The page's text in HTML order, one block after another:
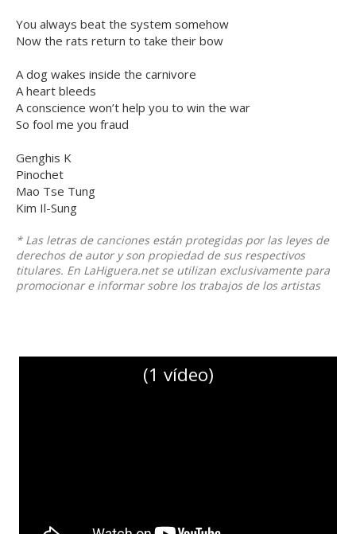
You always beat the system somehow
Now the rats return to take their bow
A dog wakes inside the carnivore
A heart bleeds
A conscience won’t help you to win the war
So fool me you fraud
Genghis K
Pinochet
Mao Tse Tung
Kim Il-Sung
* Las letras de canciones están protegidas por las leyes de
derechos de autor y son propiedad de sus respectivos
titulares. En LaHiguera.net se utilizan exclusivamente para
promocionar e informar sobre los trabajos de los artistas
(1 vídeo)